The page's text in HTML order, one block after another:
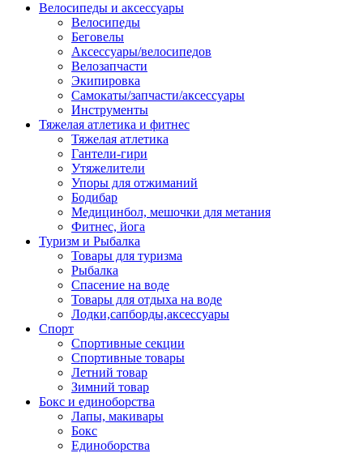
Велосипеды и аксессуары
Велосипеды
Беговелы
Аксессуары/велосипедов
Велозапчасти
Экипировка
Самокаты/запчасти/аксессуары
Инструменты
Тяжелая атлетика и фитнес
Тяжелая атлетика
Гантели-гири
Утяжелители
Упоры для отжиманий
Бодибар
Медицинбол, мешочки для метания
Фитнес, йога
Туризм и Рыбалка
Товары для туризма
Рыбалка
Спасение на воде
Товары для отдыха на воде
Лодки,сапборды,аксессуары
Спорт
Спортивные секции
Спортивные товары
Летний товар
Зимний товар
Бокс и единоборства
Лапы, макивары
Бокс
Единоборства